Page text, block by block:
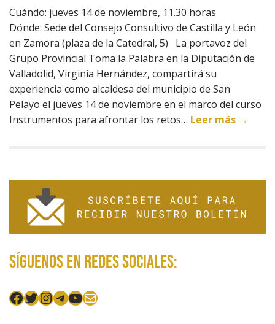
Cuándo: jueves 14 de noviembre, 11.30 horas
Dónde: Sede del Consejo Consultivo de Castilla y León
en Zamora (plaza de la Catedral, 5) La portavoz del
Grupo Provincial Toma la Palabra en la Diputación de
Valladolid, Virginia Hernández, compartirá su
experiencia como alcaldesa del municipio de San
Pelayo el jueves 14 de noviembre en el marco del curso
Instrumentos para afrontar los retos… Leer más →
Síguenos en redes sociales:
Facebook
Twitter
Instagram
Telegram
YouTube
Mail